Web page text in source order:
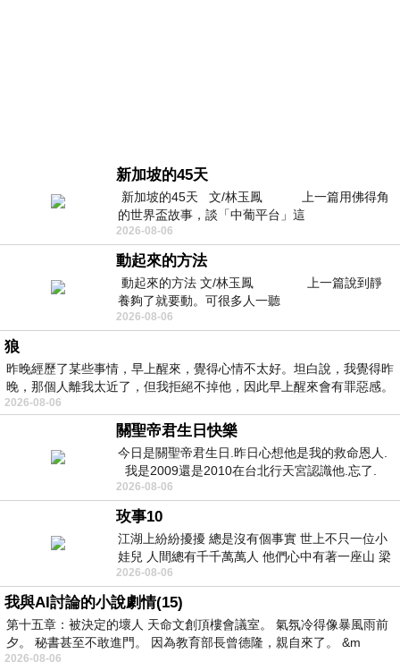
新加坡的45天
新加坡的45天 文/林玉鳳 上一篇用佛得角
的世界盃故事，談「中葡平台」這
2026-08-06
動起來的方法
動起來的方法 文/林玉鳳 上一篇說到靜
養夠了就要動。可很多人一聽
2026-08-06
狼
昨晚經歷了某些事情，早上醒來，覺得心情不太好。坦白說，我覺得昨
晚，那個人離我太近了，但我拒絕不掉他，因此早上醒來會有罪惡感。
2026-08-06
關聖帝君生日快樂
今日是關聖帝君生日.昨日心想他是我的救命恩人.
我是2009還是2010在台北行天宮認識他.忘了.
一個奇摩交友的網友學
2026-08-06
玫事10
江湖上紛紛擾擾 總是沒有個事實 世上不只一位小
娃兒 人間總有千千萬萬人 他們心中有著一座山 梁
山佛山泰華衡恆嵩 一山之高
2026-08-06
我與AI討論的小說劇情(15)
第十五章：被決定的壞人 天命文創頂樓會議室。 氣氛冷得像暴風雨前
夕。 秘書甚至不敢進門。 因為教育部長曾德隆，親自來了。 &m
2026-08-06